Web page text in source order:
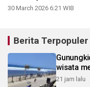
Fitri 2026
30 March 2026 6:21 WIB
Berita Terpopuler
wisata
21 jam lalu